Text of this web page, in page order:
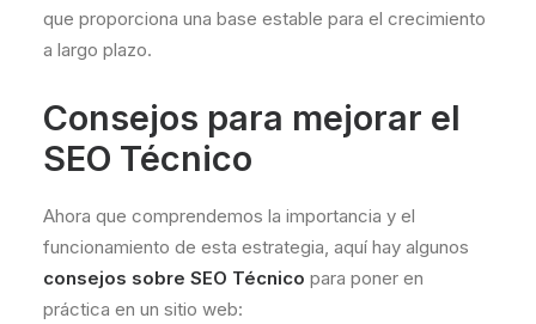
que proporciona una base estable para el crecimiento
a largo plazo.
Consejos para mejorar el
SEO Técnico
Ahora que comprendemos la importancia y el
funcionamiento de esta estrategia, aquí hay algunos
consejos sobre SEO Técnico para poner en
práctica en un sitio web: